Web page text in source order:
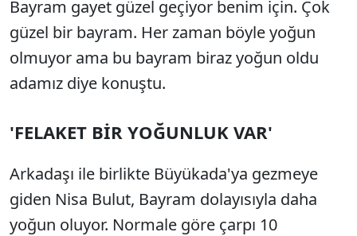
Bayram gayet güzel geçiyor benim için. Çok
güzel bir bayram. Her zaman böyle yoğun
olmuyor ama bu bayram biraz yoğun oldu
adamız diye konuştu.
'FELAKET BİR YOĞUNLUK VAR'
Arkadaşı ile birlikte Büyükada'ya gezmeye
giden Nisa Bulut, Bayram dolayısıyla daha
yoğun oluyor. Normale göre çarpı 10